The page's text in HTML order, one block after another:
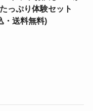
っぷり体験セット
・送料無料)